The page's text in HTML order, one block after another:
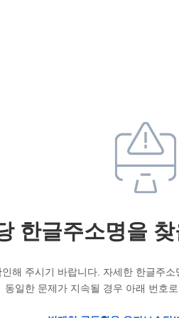
한글주소명을
해 주시기 바랍니다. 자세한 한글주소
동일한 문제가 지속될 경우 아래 번호